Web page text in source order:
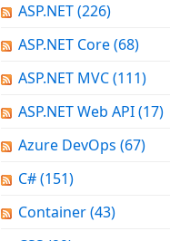
ASP.NET(226)
ASP.NET Core(68)
ASP.NET MVC(111)
ASP.NET Web API(17)
Azure DevOps (67)
C#(151)
Container(43)